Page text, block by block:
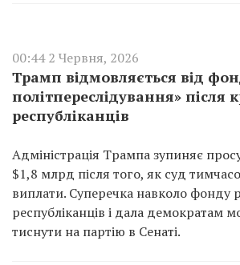
00:44 2 Червня, 2026
Трамп відмовляється від
політпереслідування» після
республіканців
Адміністрація Трампа зупиняє
$1,8 млрд після того, як суд
виплати. Суперечка навколо фонду
республіканців і дала демократам
тиснути на партію в Сенаті.